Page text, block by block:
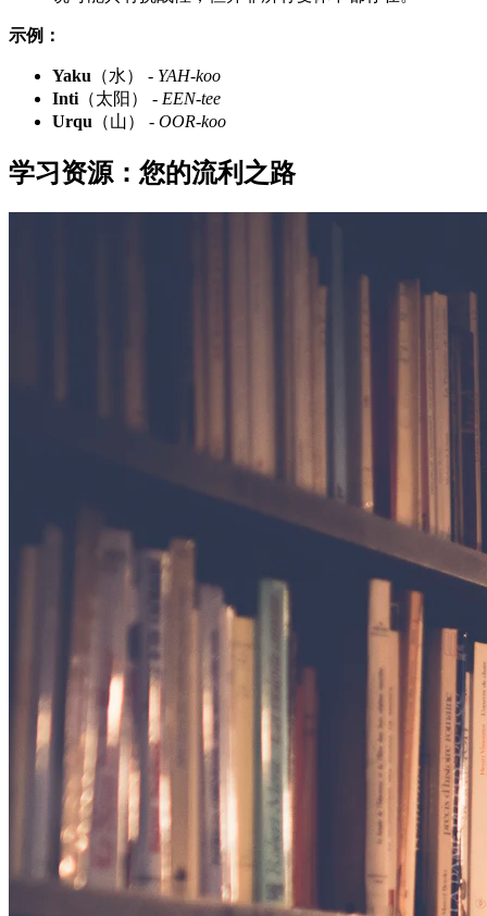
示例：
Yaku （水） - YAH-koo
Inti （太阳） - EEN-tee
Urqu （山） - OOR-koo
学习资源：您的流利之路